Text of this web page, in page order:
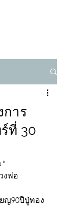
าร
ที่ 30
"
งพ่อ
ญ90ปีปู่ทอง